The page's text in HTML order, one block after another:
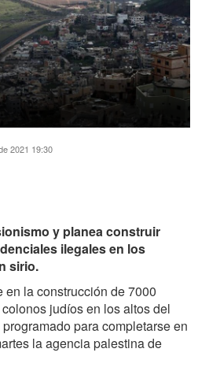
2021 19:30
y planea construir
ilegales en los
sirio.
la construcción de 7000
judíos en los altos del
para completarse en
la agencia palestina de